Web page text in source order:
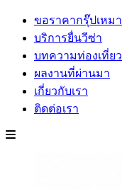
ขอราคากรุ๊ปเหมา
บริการยื่นวีซ่า
บทความท่องเที่ยว
ผลงานที่ผ่านมา
เกี่ยวกับเรา
ติดต่อเรา